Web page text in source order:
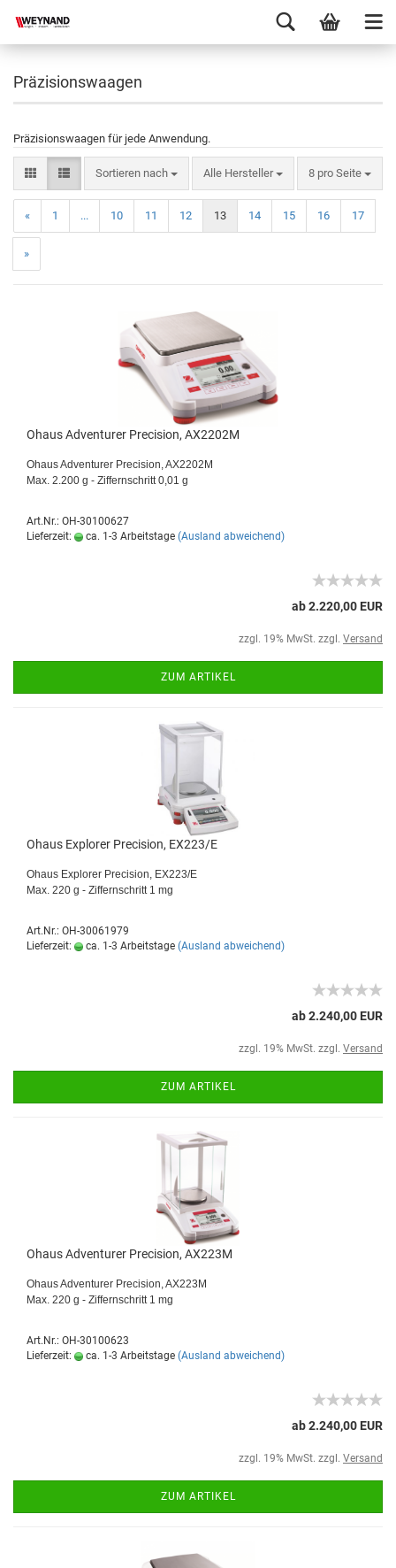
Präzisionswaagen
Präzisionswaagen für jede Anwendung.
Sortieren nach Alle Hersteller 8 pro Seite
« 1 ... 10 11 12 13 14 15 16 17
»
Ohaus Adventurer Precision, AX2202M
Ohaus Adventurer Precision, AX2202M
Max. 2.200 g - Ziffernschritt 0,01 g
Art.Nr.: OH-30100627
Lieferzeit:
ca. 1-3 Arbeitstage (Ausland abweichend)
ab 2.220,00 EUR
zzgl. 19% MwSt. zzgl. Versand
ZUM ARTIKEL
Ohaus Explorer Precision, EX223/E
Ohaus Explorer Precision, EX223/E
Max. 220 g - Ziffernschritt 1 mg
Art.Nr.: OH-30061979
Lieferzeit:
ca. 1-3 Arbeitstage (Ausland abweichend)
ab 2.240,00 EUR
zzgl. 19% MwSt. zzgl. Versand
ZUM ARTIKEL
Ohaus Adventurer Precision, AX223M
Ohaus Adventurer Precision, AX223M
Max. 220 g - Ziffernschritt 1 mg
Art.Nr.: OH-30100623
Lieferzeit:
ca. 1-3 Arbeitstage (Ausland abweichend)
ab 2.240,00 EUR
zzgl. 19% MwSt. zzgl. Versand
ZUM ARTIKEL